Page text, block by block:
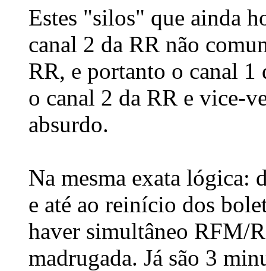
Estes "silos" que ainda
canal 2 da RR não
RR, e portanto o canal 1
o canal 2 da RR e vice-
absurdo.
Na mesma exata lógica:
e até ao reinício dos
haver simultâneo RFM/
madrugada. Já são 3